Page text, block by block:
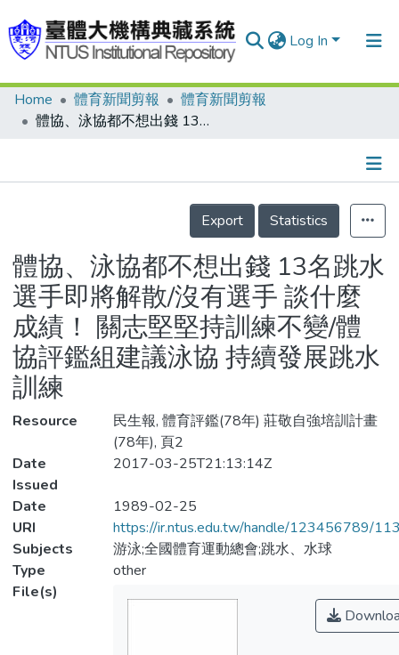
Log In
Communities & Collections
Statistics
Home 體育新聞剪報
體育新聞剪報
體協、泳協都不想出錢 13名跳水選手即將解散/沒有選手 談什麼成績！ 關志堅堅持訓練不變/體協評鑑組建議泳協 持續發展跳水訓練
Details
Export
Statistics
體協、泳協都不想出錢 13名跳水
選手即將解散/沒有選手 談什麼
成績！ 關志堅堅持訓練不變/體
協評鑑組建議泳協 持續發展跳水
訓練
Resource
民生報, 體育評鑑(78年) 莊敬自強培訓計畫
(78年), 頁2
Date
Issued
2017-03-25T21:13:14Z
Date
1989-02-25
URI
https://ir.ntus.edu.tw/handle/123456789/
Subjects
游泳;全國體育運動總會;跳水、水球
Type
other
File(s)